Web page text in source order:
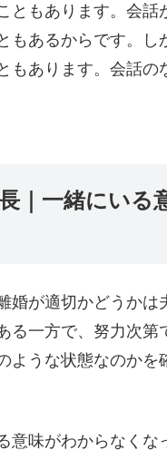
ともあります。会
もあるからです。
もあります。会話
｜一緒にいる
婚が適切かどうか
る一方で、努力次
ような状態なのか
意味がわからなく